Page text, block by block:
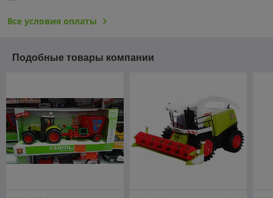
Все условия оплаты
Подобные товары компании